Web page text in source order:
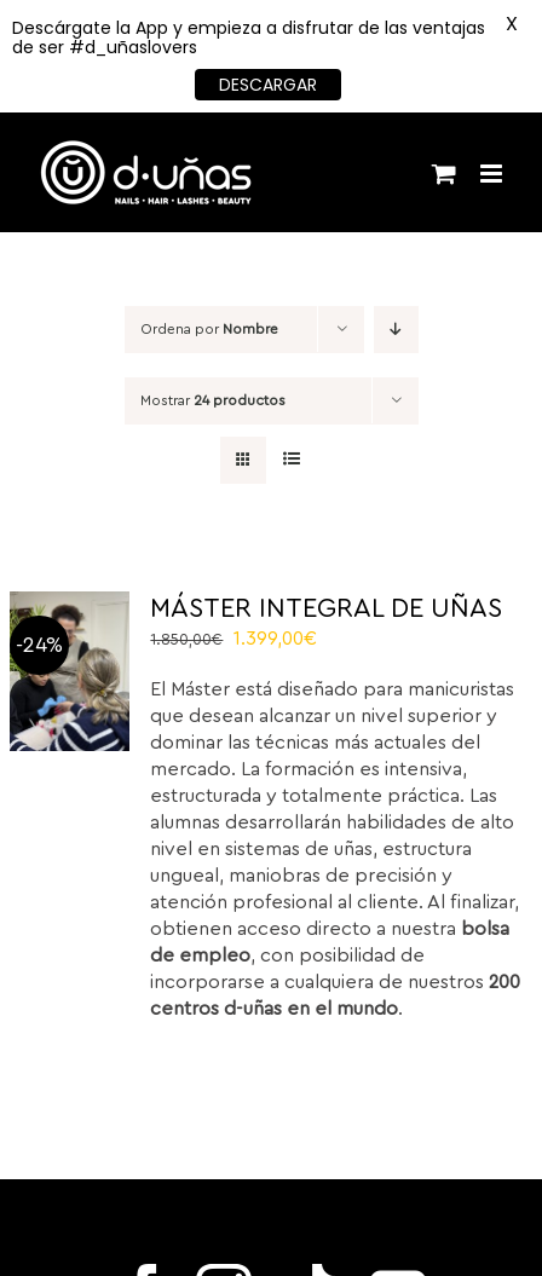
contenido
Ordena por Nombre
Mostrar 24 productos
-24%
MÁSTER INTEGRAL DE UÑAS
1.850,00€
El
original
era:
1.850,00€.
1.399,00€
actual
es:
1.399,00€.
El Máster está diseñado para manicuristas
que desean alcanzar un nivel superior y
dominar las técnicas más actuales del
mercado. La formación es intensiva,
estructurada y totalmente práctica. Las
alumnas desarrollarán habilidades de alto
nivel en sistemas de uñas, estructura
ungueal, maniobras de precisión y
atención profesional al cliente. Al finalizar,
obtienen acceso directo a nuestra bolsa
de empleo, con posibilidad de
incorporarse a cualquiera de nuestros200
centros d-uñas en el mundo.
Descárgate la App y empieza a disfrutar de las ventajas
de ser #d_uñaslovers
DESCARGAR
X